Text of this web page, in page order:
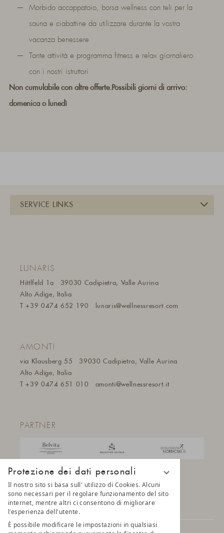
Protezione dei dati personali
Il nostro sito si basa sull' utilizzo di Cookies. Alcuni
sono necessari per il regolare funzionamento del sito
internet, mentre altri ci consentono di migliorare
l'esperienza dell'utente.
È possibile modificare le impostazioni in qualsiasi
Morbido accappatoio, borsa wellness con teli per la
sauna e ciabattine da utilizzare durante la vostra
vacanza benessere
Tante attività e programma fitness e relax giornaliero
con i nostri istruttori
Non cumulabile con altre offerte.Possibili giorni di arrivo:
domenica o lunedì
AMONTI
via Klausberg 55
39030 Cadipietra, Valle Aurina
Alto Adige, Italia
T+39 0474 651 010 amonti@wellnessresort.it
LUNARIS
Hittlfeld 1a
39030 Cadipietra, Valle Aurina
Alto Adige, Italia
T+39 0474 652 190 lunaris@wellnessresort. com
PARTNER